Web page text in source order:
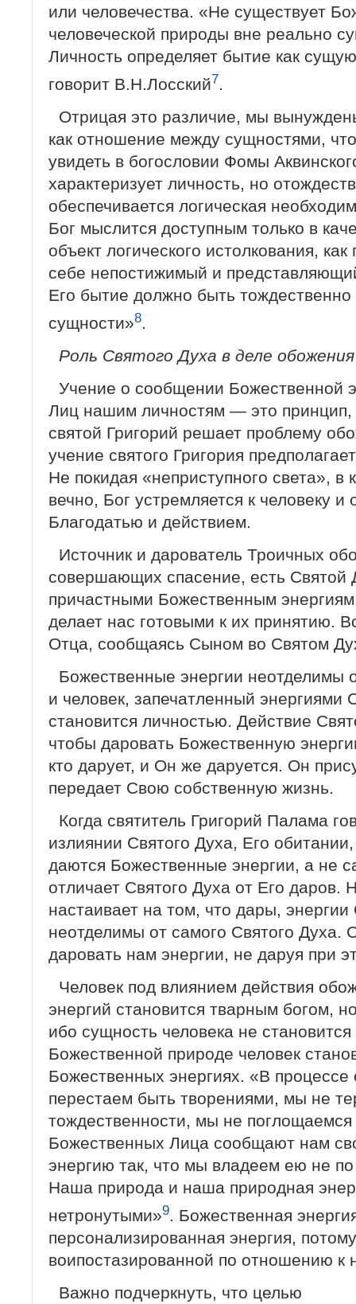
или человечества. «Не существует
человеческой природы вне реально
Личность определяет бытие как
говорит В.Н.Лосский7.
Отрицая это различие, мы
как отношение между сущностями,
увидеть в богословии Фомы
характеризует личность, но
обеспечивается логическая
Бог мыслится доступным только в
объект логического истолкования,
себе непостижимый и
Его бытие должно быть
сущности»8.
Роль Святого Духа в деле обожения
Учение о сообщении Божественной
Лиц нашим личностям — это принцип,
святой Григорий решает проблему
учение святого Григория
Не покидая «неприступного света», в
вечно, Бог устремляется к человеку
Благодатью и действием.
Источник и дарователь Троичных
совершающих спасение, есть Святой
причастными Божественным
делает нас готовыми к их принятию.
Отца, сообщаясь Сыном во Святом
Божественные энергии неотделимы
и человек, запечатленный энергиями
становится личностью. Действие
чтобы даровать Божественную
кто дарует, и Он же даруется. Он
передает Свою собственную жизнь.
Когда святитель Григорий Палама
излиянии Святого Духа, Его
даются Божественные энергии, а не
отличает Святого Духа от Его даров.
настаивает на том, что дары, энергии
неотделимы от самого Святого Духа.
даровать нам энергии, не даруя при
Человек под влиянием действия
энергий становится тварным богом,
ибо сущность человека не
Божественной природе человек
Божественных энергиях. «В
перестаем быть творениями, мы не
тождественности, мы не
Божественных Лица сообщают нам
энергию так, что мы владеем ею не
Наша природа и наша природная
нетронутыми»9. Божественная
персонализированная энергия,
воипостазированной по отношению к
Важно подчеркнуть, что целью